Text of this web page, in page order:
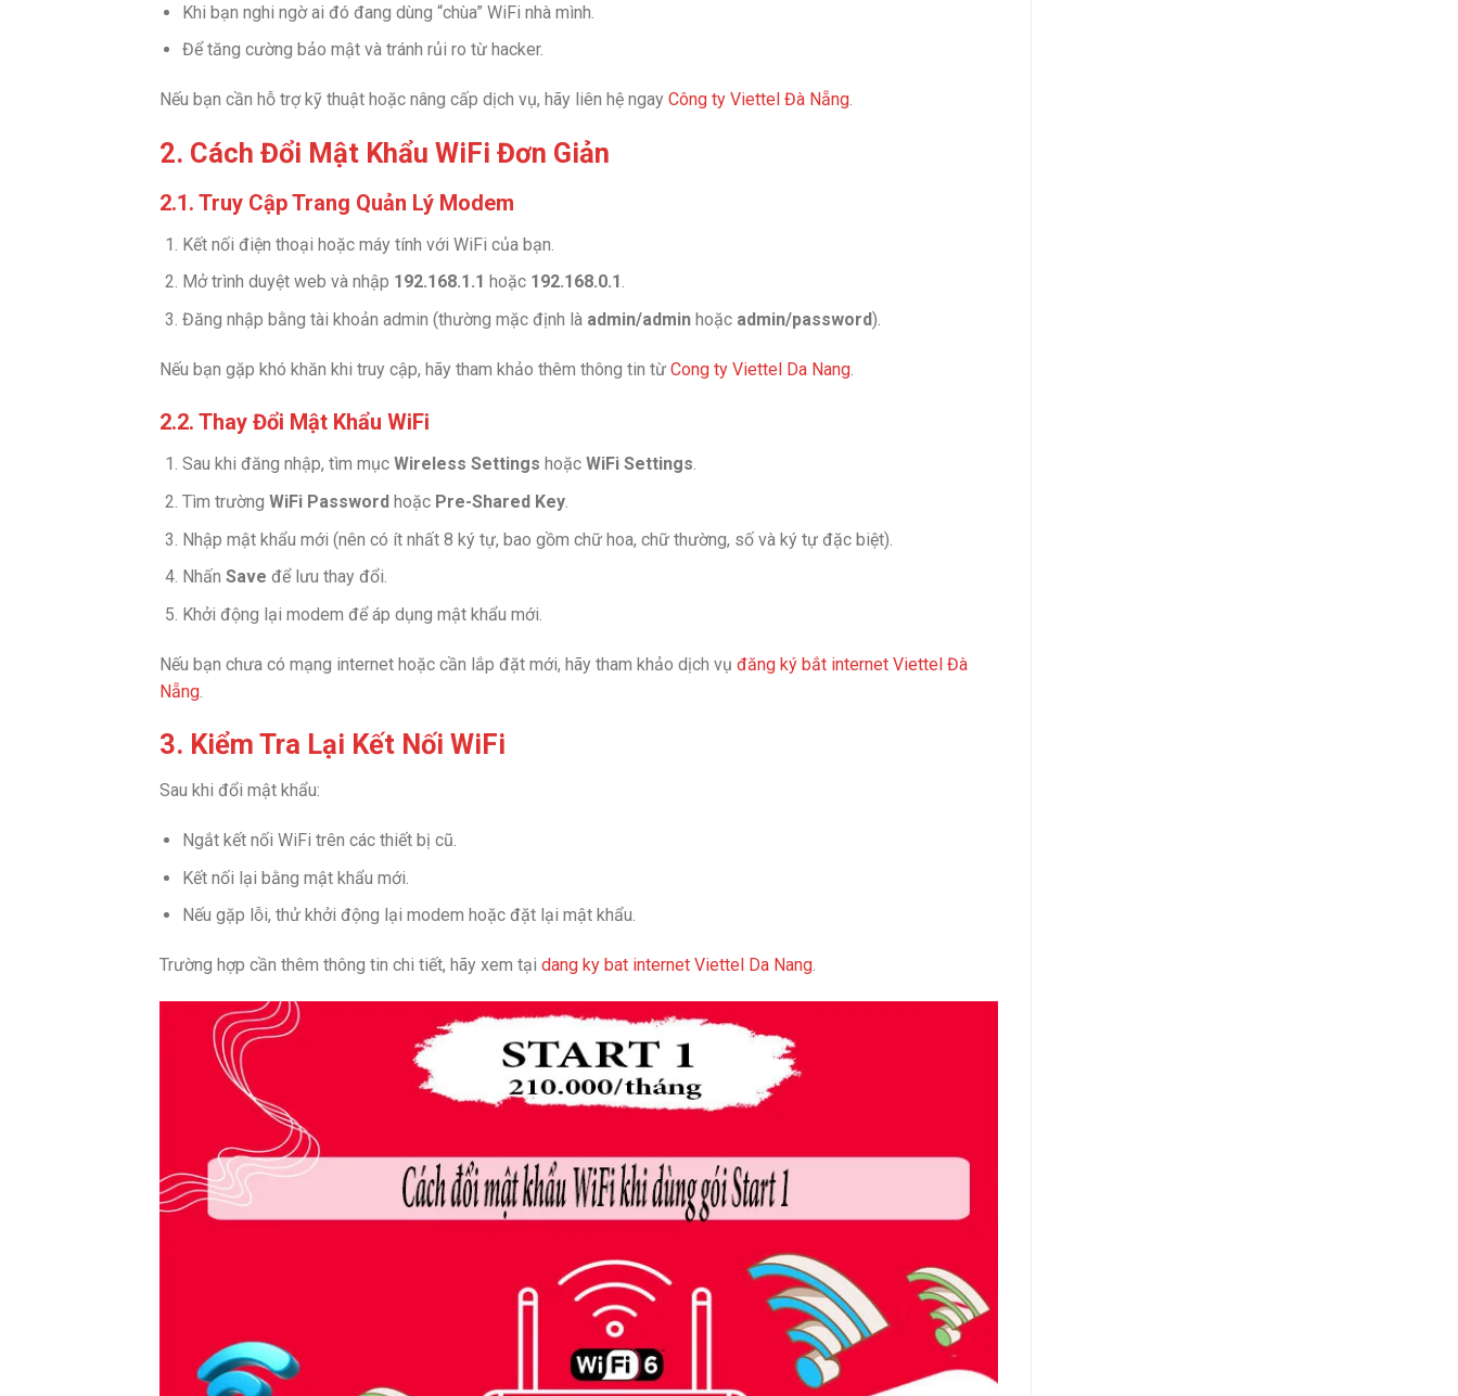
Khi bạn nghi ngờ ai đó đang dùng “chùa” WiFi nhà mình.
Để tăng cường bảo mật và tránh rủi ro từ hacker.
Nếu bạn cần hỗ trợ kỹ thuật hoặc nâng cấp dịch vụ, hãy liên hệ ngay Công ty Viettel Đà Nẵng.
2. Cách Đổi Mật Khẩu WiFi Đơn Giản
2.1. Truy Cập Trang Quản Lý Modem
Kết nối điện thoại hoặc máy tính với WiFi của bạn.
Mở trình duyệt web và nhập 192.168.1.1 hoặc 192.168.0.1.
Đăng nhập bằng tài khoản admin (thường mặc định là admin/adminhoặc admin/password).
Nếu bạn gặp khó khăn khi truy cập, hãy tham khảo thêm thông tin từ Cong ty Viettel Da Nang
2.2. Thay Đổi Mật Khẩu WiFi
Sau khi đăng nhập, tìm mục Wireless Settings hoặc WiFi Settings.
Tìm trường WiFi Passwordhoặc Pre-Shared Key.
Nhập mật khẩu mới (nên có ít nhất 8 ký tự, bao gồm chữ hoa, chữ thường, số và ký tự đặc biệt).
Nhấn Save để lưu thay đổi.
Khởi động lại modem để áp dụng mật khẩu mới.
Nếu bạn chưa có mạng internet hoặc cần lắp đặt mới, hãy tham khảo dịch vụ đăng ký bắt internet Viettel Đà
Nẵng
3. Kiểm Tra Lại Kết Nối WiFi
Sau khi đổi mật khẩu:
Ngắt kết nối WiFi trên các thiết bị cũ.
Kết nối lại bằng mật khẩu mới.
Nếu gặp lỗi, thử khởi động lại modem hoặc đặt lại mật khẩu.
Trường hợp cần thêm thông tin chi tiết, hãy xem tại dang ky bat internet Viettel Da Nang.